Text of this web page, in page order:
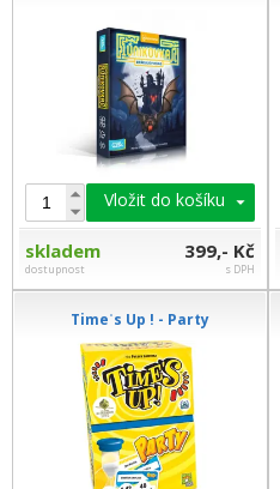
Vložit do košíku
skladem
dostupnost
399,- Kč
s DPH
Timeʾs Up ! - Party